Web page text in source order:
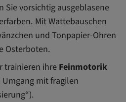
Sie vorsichtig ausgeblasene
Mit Wattebauschen
und Tonpapier-Ohren
Osterboten.
trainieren ihreFeinmotorik
mit fragilen